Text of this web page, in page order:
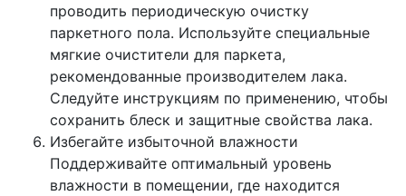
проводить периодическую очистку
паркетного пола. Используйте специальные
мягкие очистители для паркета,
рекомендованные производителем лака.
Следуйте инструкциям по применению, чтобы
сохранить блеск и защитные свойства лака.
Избегайте избыточной влажности
Поддерживайте оптимальный уровень
влажности в помещении, где находится